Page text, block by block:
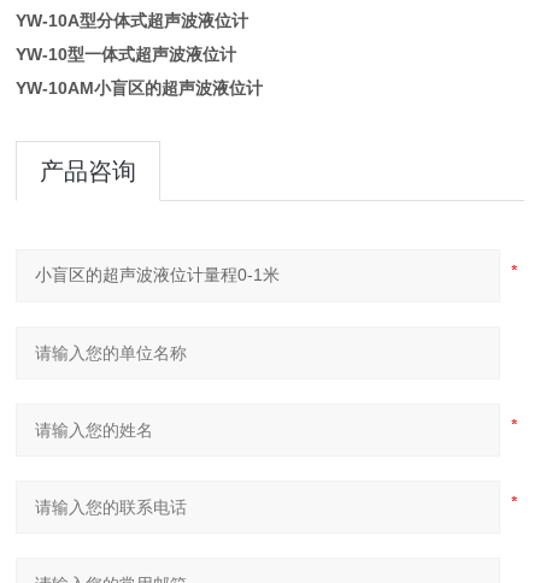
YW-10A型分体式超声波液位计
YW-10型一体式超声波液位计
YW-10AM小盲区的超声波液位计
产品咨询